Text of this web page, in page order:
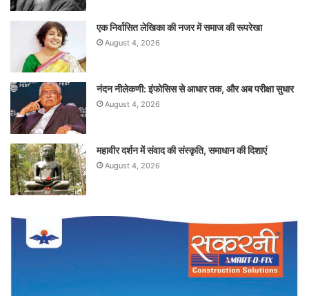
एक निर्वासित लेखिका की नजर में समाज की रूपरेखा
August 4, 2026
नंदन नीलेकणी: इंफोसिस से आधार तक, और अब परीक्षा सुधार
August 4, 2026
महावीर दर्शन में संवाद की संस्कृति, समाधान की दिशाएं
August 4, 2026